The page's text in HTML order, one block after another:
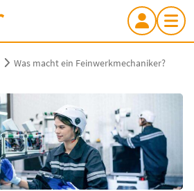
Was macht ein Feinwerkmechaniker?